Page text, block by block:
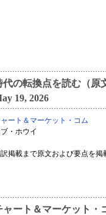
代の転換点を読む（
19, 2026
ート＆マーケット・コム
・ホウイ
掲載まで原文および要点を掲
ャート＆マーケット・